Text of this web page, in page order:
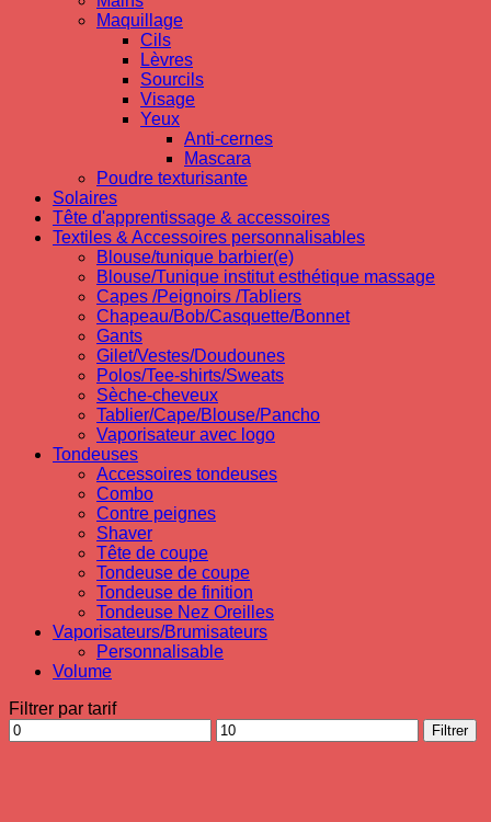
Maquillage
Cils
Lèvres
Sourcils
Visage
Yeux
Anti-cernes
Mascara
Poudre texturisante
Solaires
Tête d'apprentissage & accessoires
Textiles & Accessoires personnalisables
Blouse/tunique barbier(e)
Blouse/Tunique institut esthétique massage
Capes /Peignoirs /Tabliers
Chapeau/Bob/Casquette/Bonnet
Gants
Gilet/Vestes/Doudounes
Polos/Tee-shirts/Sweats
Sèche-cheveux
Tablier/Cape/Blouse/Pancho
Vaporisateur avec logo
Tondeuses
Accessoires tondeuses
Combo
Contre peignes
Shaver
Tête de coupe
Tondeuse de coupe
Tondeuse de finition
Tondeuse Nez Oreilles
Vaporisateurs/Brumisateurs
Personnalisable
Volume
Filtrer par tarif
Prix
min
Prix
max
Filtrer